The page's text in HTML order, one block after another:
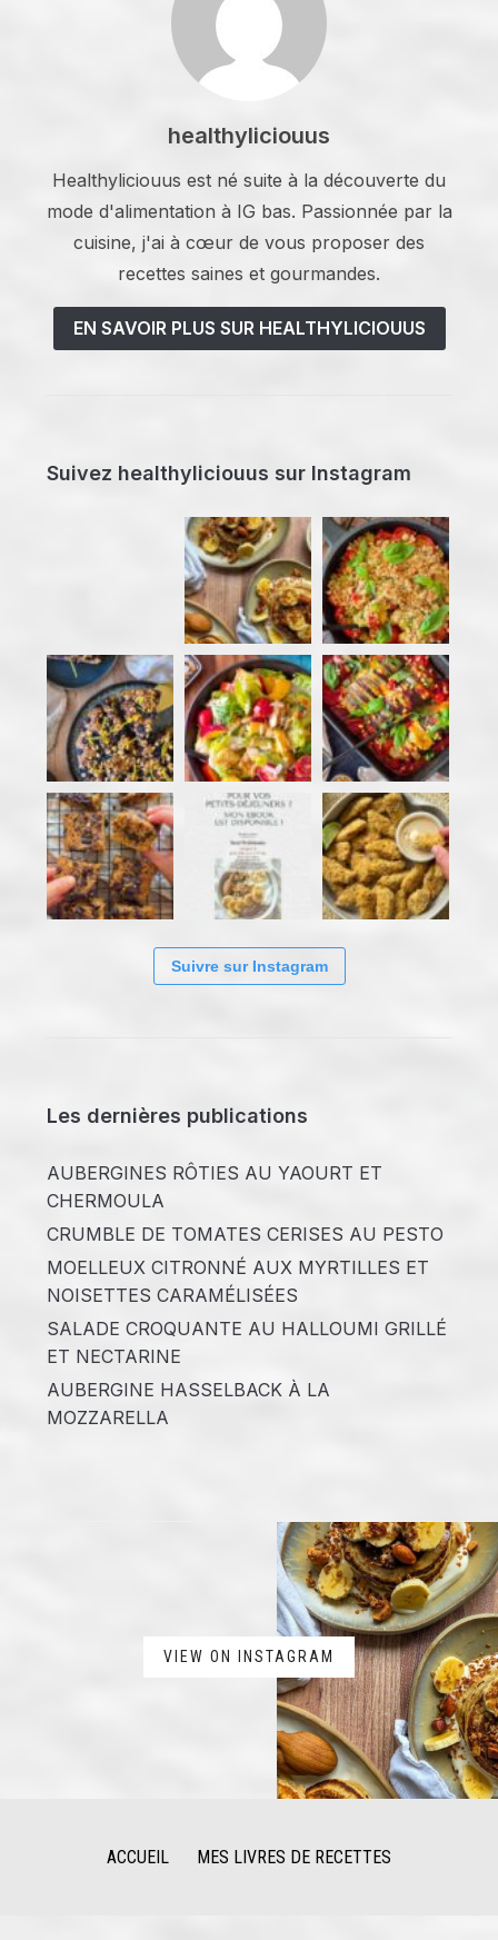
healthyliciouus
Healthyliciouus est né suite à la découverte du
mode d'alimentation à IG bas. Passionnée par la
cuisine, j'ai à cœur de vous proposer des
recettes saines et gourmandes.
EN SAVOIR PLUS SUR HEALTHYLICIOUUS
Suivez healthyliciouus sur Instagram
Suivre sur Instagram
Les dernières publications
AUBERGINES RÔTIES AU YAOURT ET
CHERMOULA
CRUMBLE DE TOMATES CERISES AU PESTO
MOELLEUX CITRONNÉ AUX MYRTILLES ET
NOISETTES CARAMÉLISÉES
SALADE CROQUANTE AU HALLOUMI GRILLÉ
ET NECTARINE
AUBERGINE HASSELBACK À LA
MOZZARELLA
VIEW ON INSTAGRAM
ACCUEIL MES LIVRES DE RECETTES